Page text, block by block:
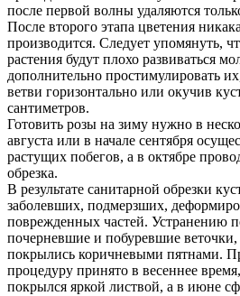
после первой волны удаляются
После второго этапа цветения
производится. Следует упомянуть,
растения будут плохо развиваться
дополнительно простимулировать
ветви горизонтально или окучив
сантиметров.
Готовить розы на зиму нужно в
августа или в начале сентября
растущих побегов, а в октябре
обрезка.
В результате санитарной обрезки
заболевших, подмерзших,
поврежденных частей. Устранению
почерневшие и побуревшие веточки,
покрылись коричневыми пятнами.
процедуру принято в весеннее
покрылся яркой листвой, а в июне